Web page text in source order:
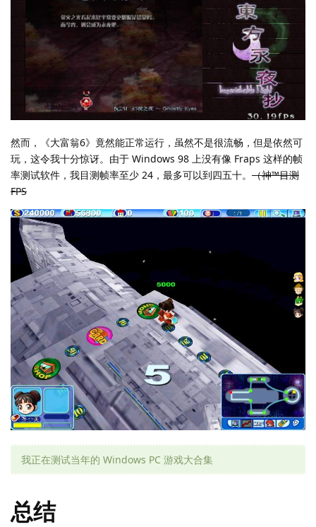
然而，《大富翁6》竟然能正常运行，虽然不是很流畅，但是依然可
玩，这令我十分惊讶。由于 Windows 98 上没有像 Fraps 这样的帧
率测试软件，我目测帧率至少 24，最多可以到四五十。 （神™目测
FPS
我正在测试当年的 Windows PC 游戏大合集
总结